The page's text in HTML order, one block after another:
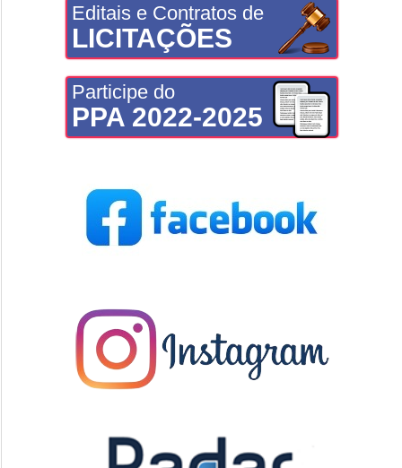
Editais e Contratos de
LICITAÇÕES
Participe do
PPA 2022-2025